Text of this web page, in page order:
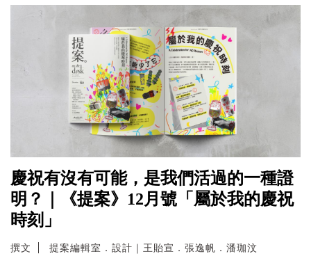
慶祝有沒有可能，是我們活過的一種證
明？｜《提案》12月號「屬於我的慶祝
時刻」
撰文 提案編輯室．設計｜王貽宣．張逸帆．潘珈汶